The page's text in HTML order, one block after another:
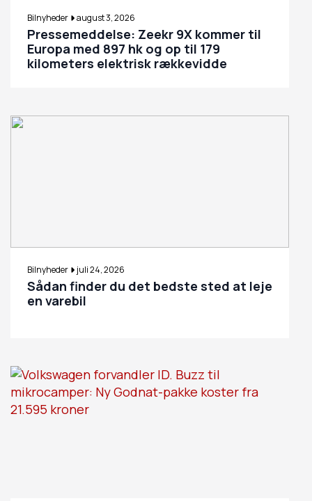
Bilnyheder august 3, 2026
Pressemeddelse: Zeekr 9X kommer til
Europa med 897 hk og op til 179
kilometers elektrisk rækkevidde
Bilnyheder juli 24, 2026
Sådan finder du det bedste sted at leje
en varebil